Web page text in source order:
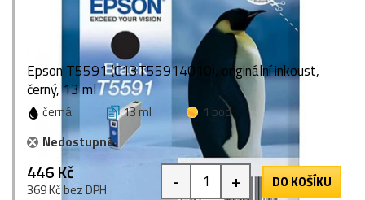
Epson T5591 (C13T55914010), originální inkoust,
černý, 13 ml
černá 13 ml
1 bod
Nedostupné
446 Kč
369 Kč bez DPH - + DO KOŠÍKU